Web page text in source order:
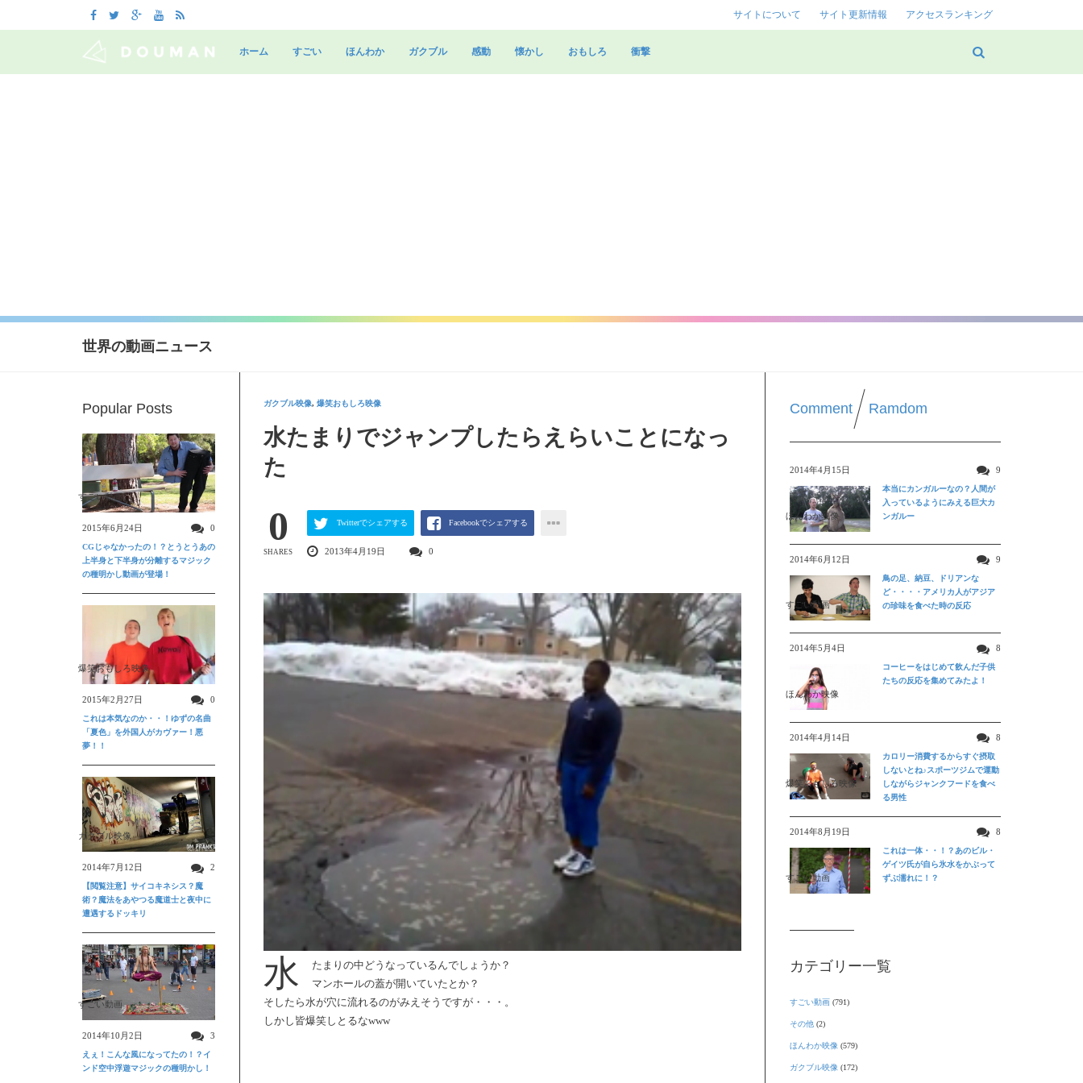
サイトについて サイト更新情報 アクセスランキング
to
ホーム すごい ほんわか ガクブル 感動 懐かし おもしろ 衝撃
世界の動画ニュース
ガクブル映像, 爆笑おもしろ映像
水たまりでジャンプしたらえらいことになっ
た
0
SHARES
Twitterでシェアする Facebookでシェアする
2013年4月19日 0
水
たまりの中どうなっているんでしょうか？
マンホールの蓋が開いていたとか？
そしたら水が穴に流れるのがみえそうですが・・・。
しかし皆爆笑しとるなwww
Comment Ramdom
2014年4月15日 9
ほんわか映像
本当にカンガルーなの？人間が
入っているようにみえる巨大カ
ンガルー
2014年6月12日 9
すごい動画
鳥の足、納豆、ドリアンな
ど・・・・アメリカ人がアジア
の珍味を食べた時の反応
2014年5月4日 8
ほんわか映像
コーヒーをはじめて飲んだ子供
たちの反応を集めてみたよ！
2014年4月14日 8
爆笑おもしろ映像
カロリー消費するからすぐ摂取
しないとね♪スポーツジムで運動
しながらジャンクフードを食べ
る男性
2014年8月19日 8
すごい動画
これは一体・・！？あのビル・
ゲイツ氏が自ら氷水をかぶって
ずぶ濡れに！？
カテゴリー一覧
すごい動画 (791)
その他 (2)
ほんわか映像 (579)
ガクブル映像 (172)
Popular Posts
すごい動画
2015年6月24日 0
CGじゃなかったの！？とうとうあの
上半身と下半身が分離するマジック
の種明かし動画が登場！
爆笑おもしろ映像
2015年2月27日 0
これは本気なのか・・！ゆずの名曲
「夏色」を外国人がカヴァー！悪
夢！！
ガクブル映像
2014年7月12日 2
【閲覧注意】サイコキネシス？魔
術？魔法をあやつる魔道士と夜中に
遭遇するドッキリ
すごい動画
2014年10月2日 3
えぇ！こんな風になってたの！？イ
ンド空中浮遊マジックの種明かし！